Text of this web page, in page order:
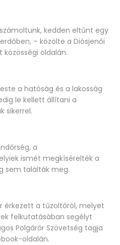
kedden eltűnt egy
– közölte a Diósjenői
közösségi oldalán.
a hatóság és a lakosság
le kellett állítani a
sikerrel.
a
ismét megkísérelték a
sem találták meg.
érkezett a tűzoltóról, melyet
felkutatásában segélyt
Polgárőr Szövetség tagja
oldalán.